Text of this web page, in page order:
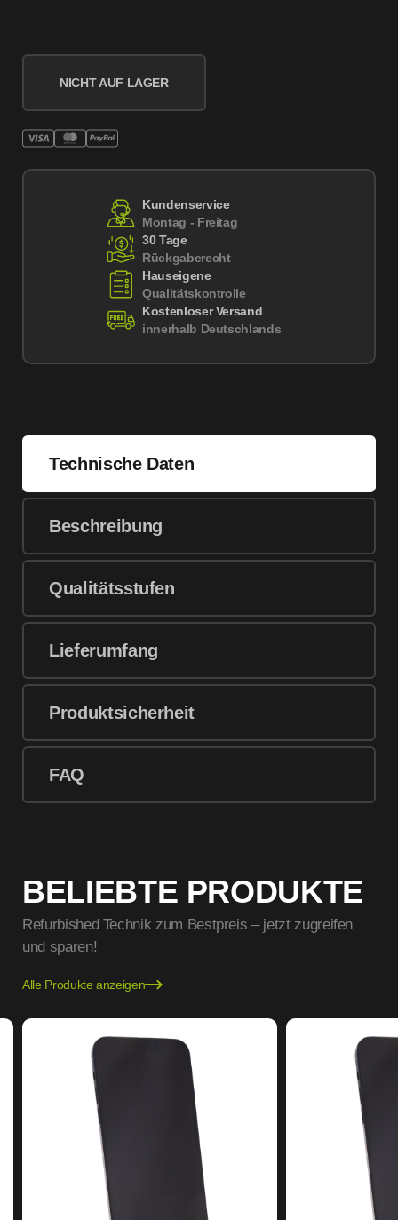
NICHT AUF LAGER
Kundenservice
Montag - Freitag
30 Tage
Rückgaberecht
Hauseigene
Qualitätskontrolle
Kostenloser Versand
innerhalb Deutschlands
Technische Daten
Beschreibung
Qualitätsstufen
Lieferumfang
Produktsicherheit
FAQ
BELIEBTE PRODUKTE
Refurbished Technik zum Bestpreis – jetzt zugreifen
und sparen!
Alle Produkte anzeigen